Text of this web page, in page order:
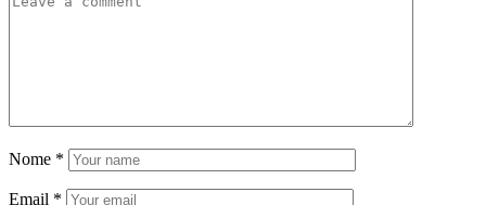
Nome *
Email *